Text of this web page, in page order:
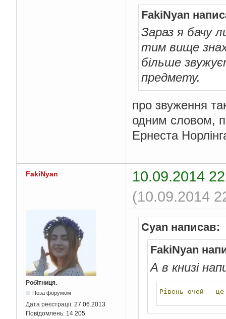
FakiNyan
Зараз я бачу
тим вище
більше
предмету.
про звуження
одним словом,
Ернеста
FakiNyan
10.09.2014
(10.09.2014
Робітниця.
Поза форумом
Дата реєстрації: 27.06.2013
Повідомлень: 14 205
Cyan написав:
FakiNyan
А в книзі
Рівень очей - це